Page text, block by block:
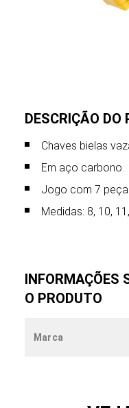
DESCRIÇÃO DO
Chaves bielas
Em aço carbono.
Jogo com 7
Medidas: 8, 10,
INFORMAÇÕES
O PRODUTO
Marca